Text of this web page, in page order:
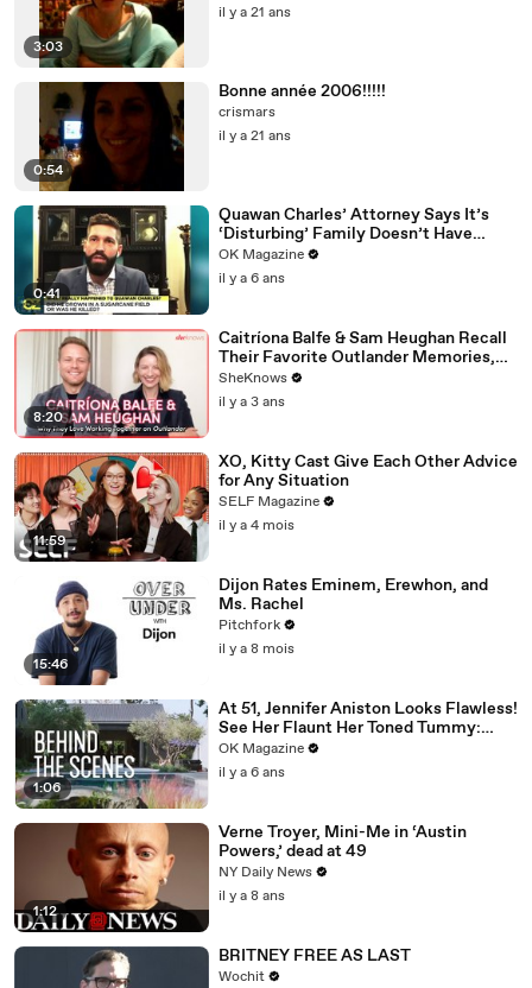
3:03
il y a 21 ans
0:54
Bonne année 2006!!!!!
crismars
il y a 21 ans
0:41
Quawan Charles’ Attorney Says It’s
‘Disturbing’ Family Doesn’t Have
Answers — Watch
OK Magazine
il y a 6 ans
8:20
Caitríona Balfe & Sam Heughan Recall
Their Favorite Outlander Memories,
First Impressions & Why They Both
Can't Wait for Balfe to Direct
SheKnows
il y a 3 ans
11:59
XO, Kitty Cast Give Each Other Advice
for Any Situation
SELF Magazine
il y a 4 mois
15:46
Dijon Rates Eminem, Erewhon, and
Ms. Rachel
Pitchfork
il y a 8 mois
1:06
At 51, Jennifer Aniston Looks Flawless!
See Her Flaunt Her Toned Tummy:
Photos
OK Magazine
il y a 6 ans
1:12
Verne Troyer, Mini-Me in ‘Austin
Powers,’ dead at 49
NY Daily News
il y a 8 ans
BRITNEY FREE AS LAST
Wochit